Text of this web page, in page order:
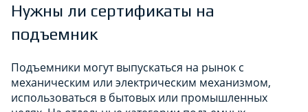
Нужны ли сертификаты на
подъемник
Подъемники могут выпускаться на рынок с
механическим или электрическим механизмом,
использоваться в бытовых или промышленных